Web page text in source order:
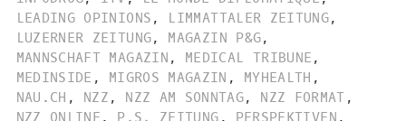
LEADING OPINIONS , LIMMATTALER ZEITUNG,
LUZERNER ZEITUNG, MAGAZIN P&G,
MANNSCHAFT MAGAZIN , MEDICAL TRIBUNE ,
MEDINSIDE , MIGROS MAGAZIN , MYHEALTH ,
NAU.CH , NZZ , NZZ AM SONNTAG, NZZ FORMAT ,